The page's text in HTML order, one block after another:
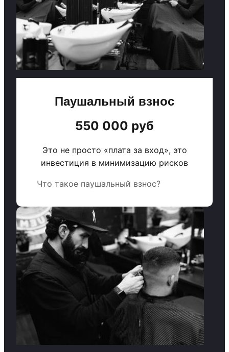
Паушальный взнос
550 000 руб
Это не просто «плата за вход», это
инвестиция в минимизацию рисков
Что такое паушальный взнос?